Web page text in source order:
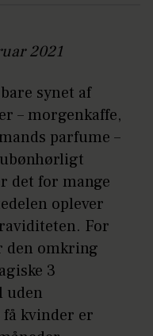
2021
synet af
– morgenkaffe,
parfume –
det for mange
oplever
For
den omkring
3
uden
kvinder er